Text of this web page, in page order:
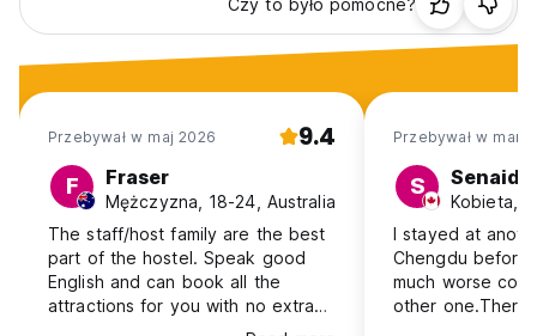
Czy to było pomocne?
Przebywał w maj 2026 9.4
F Fraser
Mężczyzna, 18-24, Australia
The staff/host family are the best
part of the hostel. Speak good
English and can book all the
attractions for you with no extra
cost. Good social vibe and can
Przebywał w mar
S Senaida
Kobieta,
I stayed at
Chengdu before
much worse
other